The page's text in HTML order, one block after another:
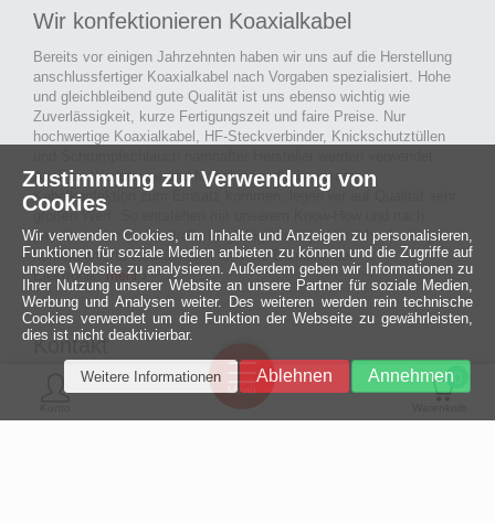
Wir konfektionieren Koaxialkabel
Bereits vor einigen Jahrzehnten haben wir uns auf die Herstellung
anschlussfertiger Koaxialkabel nach Vorgaben spezialisiert. Hohe
und gleichbleibend gute Qualität ist uns ebenso wichtig wie
Zuverlässigkeit, kurze Fertigungszeit und faire Preise. Nur
hochwertige Koaxialkabel, HF-Steckverbinder, Knickschutztüllen
Auch an Werkzeuge und Maschinen, die in unserer
Kabelkonfektion zum Einsatz kommen, legen wir auf Qualität sehr
großen Wert. So entstehen mit unserem Know-How und nach
passieren der Endkontrolle langlebige und qualitativ hochwertige
konfektionierte Koaxialkabel für viele Bereiche der
Elektronik.mehr ›
Kontakt
MCE Mauritz Electronics
0
Menü
Ein halbes
Jahrhundert
technologische
Zustimmung zur Verwendung von
Cookies
Wir verwenden Cookies, um Inhalte und Anzeigen zu personalisieren,
Funktionen für soziale Medien anbieten zu können und die Zugriffe auf
unsere Website zu analysieren. Außerdem geben wir Informationen zu
Ihrer Nutzung unserer Website an unsere Partner für soziale Medien,
Werbung und Analysen weiter. Des weiteren werden rein technische
Cookies verwendet um die Funktion der Webseite zu gewährleisten,
dies ist nicht deaktivierbar.
Annehmen
Ablehnen
Weitere Informationen